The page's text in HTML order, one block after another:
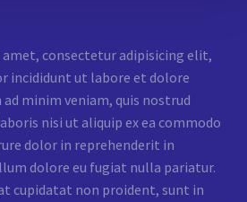
consectetur adipisicing elit,
incididunt ut labore et dolore
minim veniam, quis nostrud
nisi ut aliquip ex ea commodo
dolor in reprehenderit in
dolore eu fugiat nulla pariatur.
cupidatat non proident, sunt in